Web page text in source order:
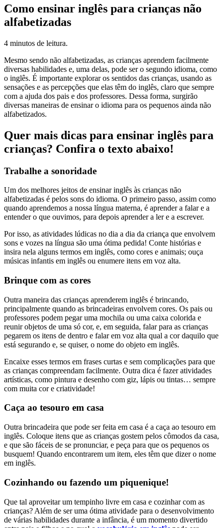
Como ensinar inglês para crianças não
alfabetizadas
4 minutos de leitura.
Mesmo sendo não alfabetizadas, as crianças aprendem facilmente
diversas habilidades e, uma delas, pode ser o segundo idioma, como
o inglês. É importante explorar os sentidos das crianças, usando as
sensações e as percepções que elas têm do inglês, claro que sempre
com a ajuda dos pais e dos professores. Dessa forma, surgirão
diversas maneiras de ensinar o idioma para os pequenos ainda não
alfabetizados.
Quer mais dicas para ensinar inglês para
crianças? Confira o texto abaixo!
Trabalhe a sonoridade
Um dos melhores jeitos de ensinar inglês às crianças não
alfabetizadas é pelos sons do idioma. O primeiro passo, assim como
quando aprendemos a nossa língua materna, é aprender a falar e a
entender o que ouvimos, para depois aprender a ler e a escrever.
Por isso, as atividades lúdicas no dia a dia da criança que envolvem
sons e vozes na língua são uma ótima pedida! Conte histórias e
insira nela alguns termos em inglês, como cores e animais; ouça
músicas infantis em inglês ou enumere itens em voz alta.
Brinque com as cores
Outra maneira das crianças aprenderem inglês é brincando,
principalmente quando as brincadeiras envolvem cores. Os pais ou
professores podem pegar uma mochila ou uma caixa colorida e
reunir objetos de uma só cor, e, em seguida, falar para as crianças
pegarem os itens de dentro e falar em voz alta qual a cor daquilo que
está segurando e, se quiser, o nome do objeto em inglês.
Encaixe esses termos em frases curtas e sem complicações para que
as crianças compreendam facilmente. Outra dica é fazer atividades
artísticas, como pintura e desenho com giz, lápis ou tintas… sempre
com muita cor e criatividade!
Caça ao tesouro em casa
Outra brincadeira que pode ser feita em casa é a caça ao tesouro em
inglês. Coloque itens que as crianças gostem pelos cômodos da casa,
e que são fáceis de se pronunciar, e peça para que os pequenos os
busquem! Quando encontrarem um item, eles têm que dizer o nome
em inglês.
Cozinhando ou fazendo um piquenique!
Que tal aproveitar um tempinho livre em casa e cozinhar com as
crianças? Além de ser uma ótima atividade para o desenvolvimento
de várias habilidades durante a infância, é um momento divertido